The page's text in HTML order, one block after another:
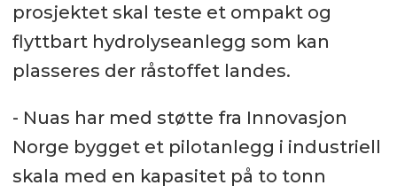
prosjektet skal teste et ompakt og
flyttbart hydrolyseanlegg som kan
plasseres der råstoffet landes.
- Nuas har med støtte fra Innovasjon
Norge bygget et pilotanlegg i industriell
skala med en kapasitet på to tonn